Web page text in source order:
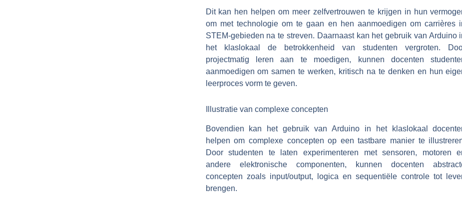
Dit kan hen helpen om meer zelfvertrouwen te krijgen in hun
om met technologie om te gaan en hen aanmoedigen om carrières
STEM-gebieden na te streven. Daarnaast kan het gebruik van Arduino
het klaslokaal de betrokkenheid van studenten vergroten.
projectmatig leren aan te moedigen, kunnen docenten
aanmoedigen om samen te werken, kritisch na te denken en hun
leerproces vorm te geven.
Illustratie van complexe concepten
Bovendien kan het gebruik van Arduino in het klaslokaal
helpen om complexe concepten op een tastbare manier te
Door studenten te laten experimenteren met sensoren, motoren
andere elektronische componenten, kunnen docenten
concepten zoals input/output, logica en sequentiële controle tot
brengen.